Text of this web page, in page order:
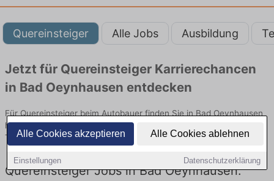
Alle Cookies akzeptieren Alle Cookies ablehnen
Einstellungen Datenschutzerklärung
Quereinsteiger Alle Jobs Ausbildung
Jetzt für Quereinsteiger Karrierechancen
in Bad Oeynhausen entdecken
Für Quereinsteiger beim Autobauer finden Sie in Bad Oeynhausen
hier die aktuellsten Angebote. Entdecken Sie freie Optionen von
Top-Arbeitgebern und bewerben Sie sich noch heute.
Quereinsteiger Jobs in Bad Oeynhausen: